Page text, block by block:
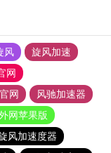
风
旋风加速
网
网
风驰加速器
网苹果版
风加速度器